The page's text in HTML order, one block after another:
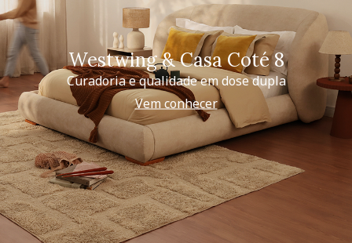
Westwing & Casa Coté 8
Curadoria e qualidade em dose dupla
Vem conhecer